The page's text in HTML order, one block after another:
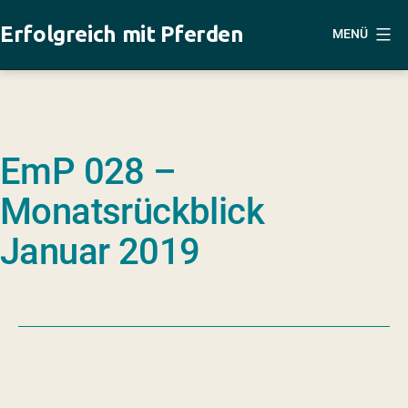
Inhalt
Erfolgreich mit Pferden MENÜ
EmP 028 –
Monatsrückblick
Januar 2019